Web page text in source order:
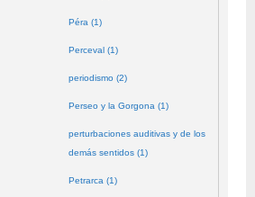
Péra (1)
Perceval (1)
periodismo (2)
Perseo y la Gorgona (1)
perturbaciones auditivas y de los
demás sentidos (1)
Petrarca (1)